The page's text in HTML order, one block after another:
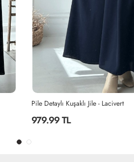
Pile Detaylı Kuşaklı Jile - Gri
979.99 TL